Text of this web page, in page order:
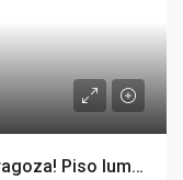
Oportunidad en el corazón de Zaragoza! Piso luminoso para diseñar a tu gusto junto a Av. G – 54486